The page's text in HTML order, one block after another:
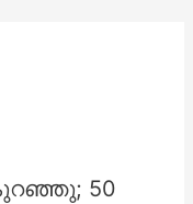
50